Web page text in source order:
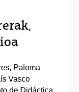
Paloma
Vasco
de Didáctica